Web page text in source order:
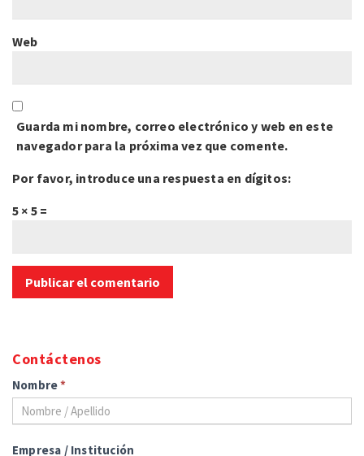
Web
Guarda mi nombre, correo electrónico y web en este
navegador para la próxima vez que comente.
Por favor, introduce una respuesta en dígitos:
5 × 5 =
Contáctenos
Nombre*
Empresa / Institución